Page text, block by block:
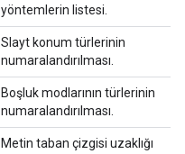
yöntemlerin listesi.
Slayt konum türlerinin
numaralandırılması.
Boşluk modlarının türlerinin
numaralandırılması.
Metin taban çizgisi uzaklığı